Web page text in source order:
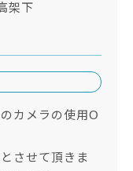
架下
カメラの使用O
させて頂きま